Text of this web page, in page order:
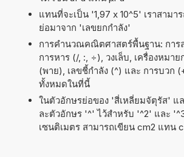
แทนที่จะเป็น '1,97 x 10^5' เราสามา
ย่อมาจาก 'เลขยกกำลัง'
การคำนวณคณิตศาสตร์พื้นฐาน: การ
การหาร (/, :, ÷), วงเล็บ, เครื่องหม
(พาย), เลขชี้กำลัง (^) และ การบวก
ทั้งหมดในที่นี้
ในตัวอักษรย่อของ 'สี่เหลี่ยมจัตุรัส' แ
ละตัวอักษร '^' ไว้สำหรับ '^2' และ
เซนติเมตร สามารถเขียน cm2 แทน